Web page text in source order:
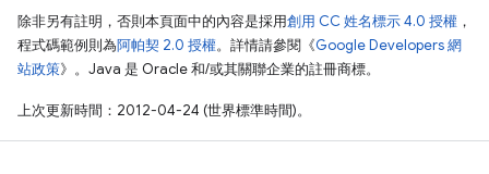
除非另有註明，否則本頁面中的內容是採用創用 CC 姓名標示 4.0 授權 ，
程式碼範例則為阿帕契 2.0 授權。詳情請參閱《Google Developers 網
站政策》。Java 是 Oracle 和/或其關聯企業的註冊商標。
上次更新時間：2012-04-24 (世界標準時間)。